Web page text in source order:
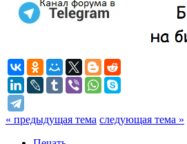
« предыдущая тема следующая тема »